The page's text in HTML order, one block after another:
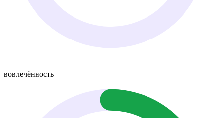
—
вовлечённость